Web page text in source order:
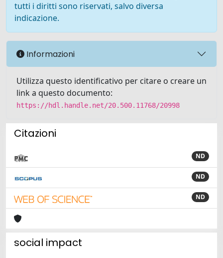
tutti i diritti sono riservati, salvo diversa
indicazione.
Informazioni
Utilizza questo identificativo per citare o creare un
link a questo documento:
https://hdl.handle.net/20.500.11768/20998
Citazioni
ND
ND
ND
social impact